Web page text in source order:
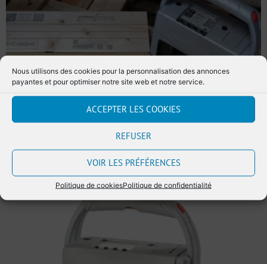
Nous utilisons des cookies pour la personnalisation des annonces
payantes et pour optimiser notre site web et notre service.
ACCEPTER LES COOKIES
REFUSER
VOIR LES PRÉFÉRENCES
Politique de cookiesPolitique de confidentialité